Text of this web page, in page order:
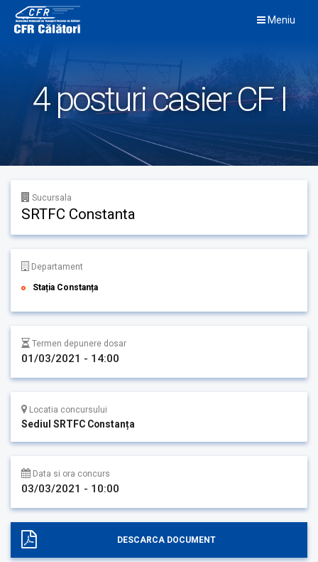
content
Meniu
4 posturi casier CF I
Sucursala
SRTFC Constanta
Departament
Stația Constanța
Termen depunere dosar
01/03/2021 - 14:00
Locatia concursului
Sediul SRTFC Constanța
Data si ora concurs
03/03/2021 - 10:00
DESCARCA DOCUMENT